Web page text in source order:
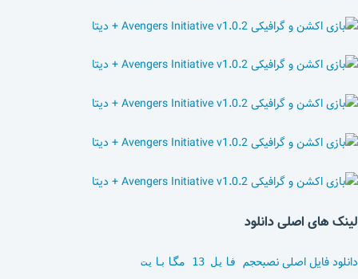
لینک های اصلی دانلود
دانلود فایل اصلی نصبحجم فایل 13 مگابایت